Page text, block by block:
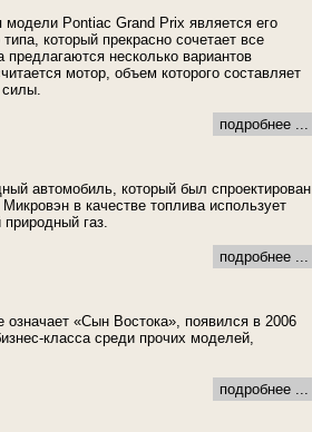
модели Pontiac Grand Prix является его
который прекрасно сочетает все
несколько вариантов
мотор, объем которого составляет
подробнее ...
автомобиль, который был спроектирован
в качестве топлива использует
газ.
подробнее ...
«Сын Востока», появился в 2006
класса среди прочих моделей,
подробнее ...